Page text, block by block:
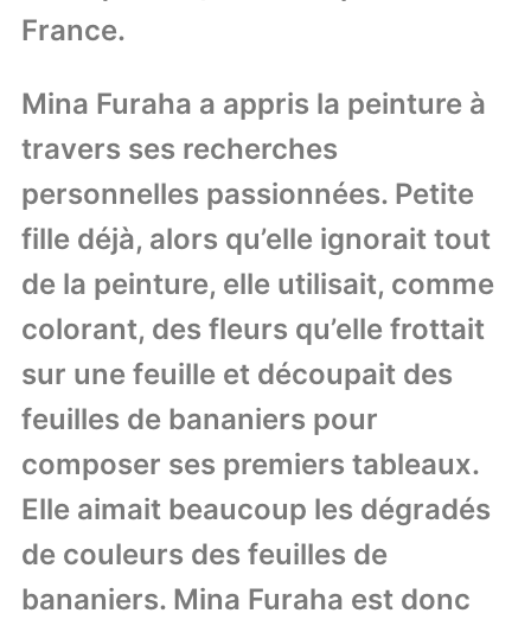
France.
Mina Furaha a appris la peinture à
travers ses recherches
personnelles passionnées. Petite
fille déjà, alors qu’elle ignorait tout
de la peinture, elle utilisait, comme
colorant, des fleurs qu’elle frottait
sur une feuille et découpait des
feuilles de bananiers pour
composer ses premiers tableaux.
Elle aimait beaucoup les dégradés
de couleurs des feuilles de
bananiers. Mina Furaha est donc